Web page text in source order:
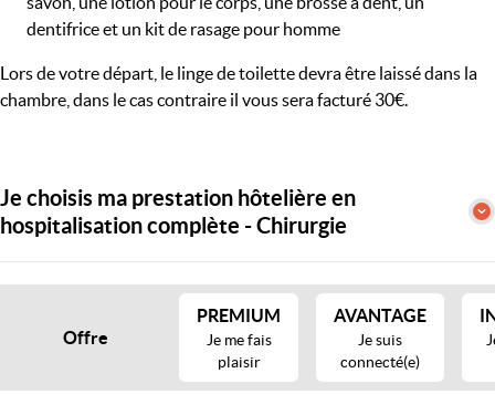
dentifrice et un kit de rasage pour homme
Lors de votre départ, le linge de toilette devra être laissé dans la
chambre, dans le cas contraire il vous sera facturé 30€.
Je choisis ma prestation hôtelière en
hospitalisation complète - Chirurgie
Offre
PREMIUM
Je me fais
plaisir
AVANTAGE
Je suis
connecté(e)